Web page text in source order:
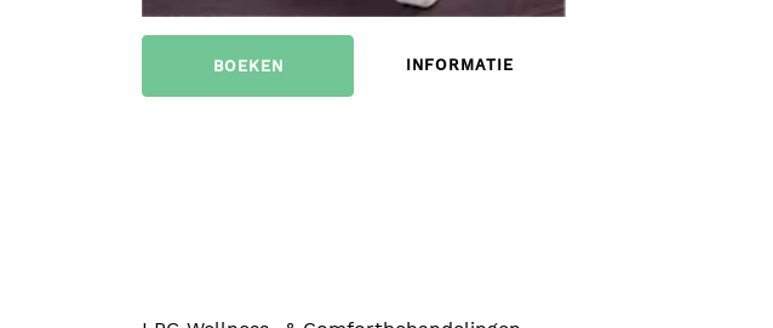
BOEKEN INFORMATIE